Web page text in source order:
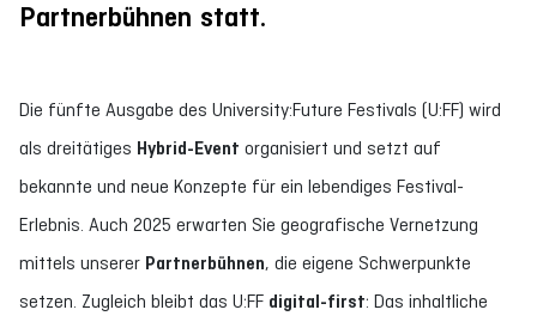
Partnerbühnen statt.
Die fünfte Ausgabe des University:Future Festivals (U:FF) wird
als dreitätiges Hybrid-Event organisiert und setzt auf
bekannte und neue Konzepte für ein lebendiges Festival-
Erlebnis. Auch 2025 erwarten Sie geografische Vernetzung
mittels unserer Partnerbühnen, die eigene Schwerpunkte
setzen. Zugleich bleibt das U:FF digital-first: Das inhaltliche